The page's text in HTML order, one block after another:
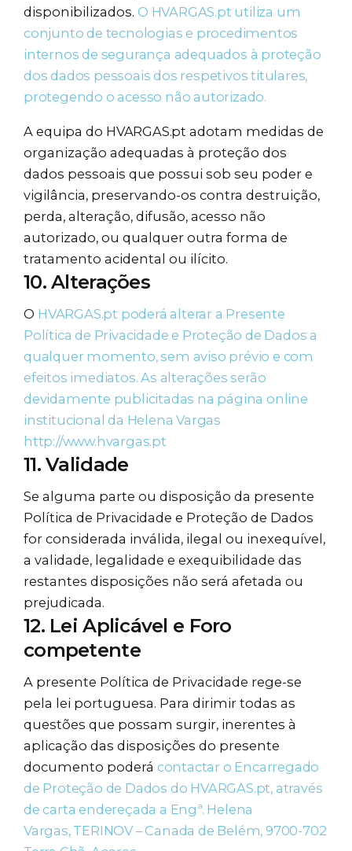
disponibilizados. O HVARGAS.pt utiliza um
conjunto de tecnologias e procedimentos
internos de segurança adequados à proteção
dos dados pessoais dos respetivos titulares,
protegendo o acesso não autorizado.
A equipa do HVARGAS.pt adotam medidas de
organização adequadas à proteção dos
dados pessoais que possui sob seu poder e
vigilância, preservando-os contra destruição,
perda, alteração, difusão, acesso não
autorizado, ou qualquer outra forma de
tratamento acidental ou ilícito.
10. Alterações
O HVARGAS.pt poderá alterar a Presente
Política de Privacidade e Proteção de Dados a
qualquer momento, sem aviso prévio e com
efeitos imediatos. As alterações serão
devidamente publicitadas na página online
institucional da Helena Vargas
http://www.hvargas.pt
11. Validade
Se alguma parte ou disposição da presente
Política de Privacidade e Proteção de Dados
for considerada inválida, ilegal ou inexequível,
a validade, legalidade e exequibilidade das
restantes disposições não será afetada ou
prejudicada.
12. Lei Aplicável e Foro
competente
A presente Política de Privacidade rege-se
pela lei portuguesa. Para dirimir todas as
questões que possam surgir, inerentes à
aplicação das disposições do presente
documento poderá contactar o Encarregado
de Proteção de Dados do HVARGAS.pt, através
de carta endereçada a Engª. Helena
Vargas, TERINOV – Canada de Belém, 9700-702